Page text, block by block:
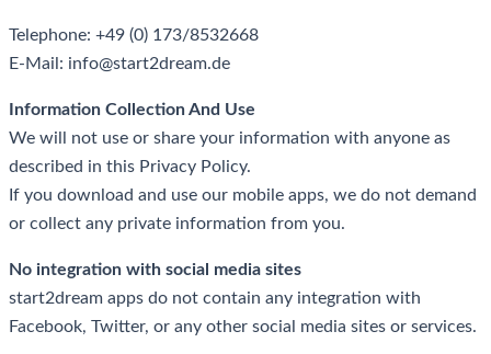
Telephone: +49 (0) 173/8532668
E-Mail: info@start2dream.de
Information Collection And Use
We will not use or share your information with anyone as
described in this Privacy Policy.
If you download and use our mobile apps, we do not demand
or collect any private information from you.
No integration with social media sites
start2dream apps do not contain any integration with
Facebook, Twitter, or any other social media sites or services.